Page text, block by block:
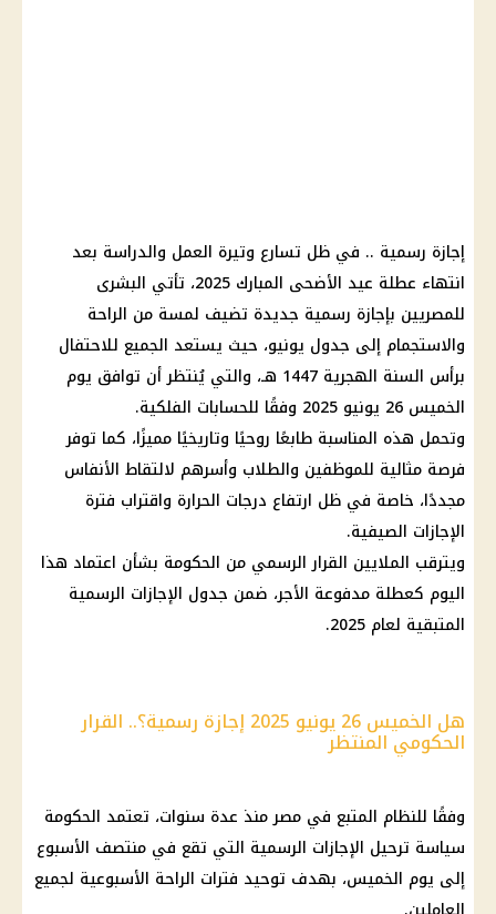
إجازة رسمية .. في ظل تسارع وتيرة العمل والدراسة بعد
انتهاء عطلة عيد الأضحى المبارك 2025
، تأتي البشرى
للمصريين بإجازة رسمية جديدة تضيف لمسة من الراحة
والاستجمام إلى جدول يونيو، حيث يستعد الجميع للاحتفال
برأس السنة الهجرية 1447 هـ، والتي يُنتظر أن توافق
يوم
الخميس 26 يونيو
الفلكية.
وتحمل هذه المناسبة طابعًا روحيًا وتاريخيًا مميزًا، كما توفر
فرصة مثالية للموظفين والطلاب وأسرهم لالتقاط الأنفاس
مجددًا، خاصة في ظل ارتفاع درجات الحرارة واقتراب فترة
الإجازات الصيفية.
ويترقب الملايين القرار الرسمي من الحكومة بشأن اعتماد هذا
اليوم كعطلة مدفوعة الأجر، ضمن جدول الإجازات الرسمية
المتبقية لعام 2025.
هل الخميس 26 يونيو 2025 إجازة رسمية؟.. القرار
الحكومي المنتظر
وفقًا للنظام المتبع في مصر منذ عدة سنوات، تعتمد الحكومة
سياسة ترحيل الإجازات الرسمية التي تقع في منتصف الأسبوع
إلى يوم الخميس، بهدف توحيد فترات الراحة الأسبوعية لجميع